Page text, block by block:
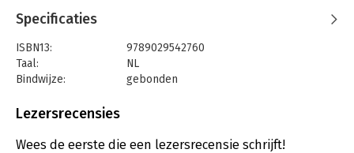
van plekken in Europa tot in Australië, en diep in de bush van
Lutruwita/Tasmanië, waar enkelingen pootafdrukken en
wildcamerabeelden verzamelen in de hoop te kunnen
bewijzen dat het dier nog leeft. Aan de hand van de droevige
ecologische geschiedenis van de Tasmaanse tijger reflecteert
klimaatcrisis en over de verwoestende en herstellende
Specificaties
ISBN13:
9789029542760
Taal:
NL
Bindwijze:
gebonden
Uitgever:
Verschijningsdatum:
27-9-2024
Lezersrecensies
Wees de eerste die een lezersrecensie schrijft!